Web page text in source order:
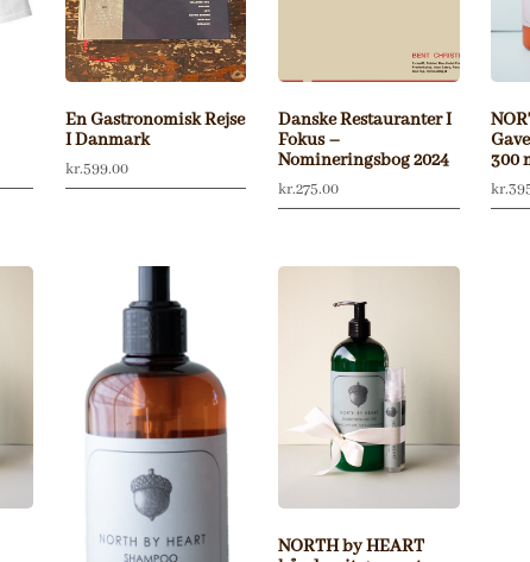
En Gastronomisk Rejse
I Danmark
kr.599.00
Danske Restauranter I
Fokus –
Nomineringsbog 2024
kr.275.00
300
kr.
NORTH by HEART